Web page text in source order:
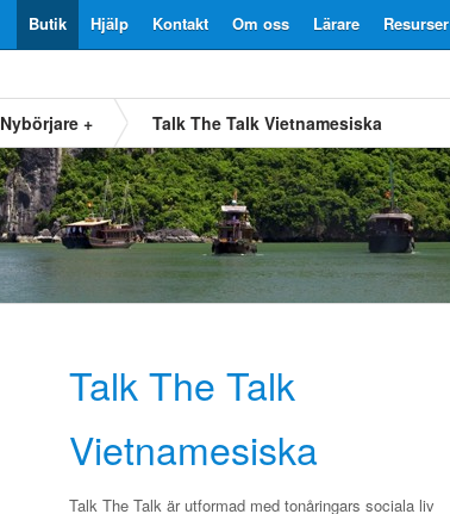
Resurser
Lärare
Om oss
Kontakt
Hjälp
Butik
Nybörjare + Talk The Talk Vietnamesiska
Talk The Talk
Vietnamesiska
Talk The Talk är utformad med tonåringars sociala liv